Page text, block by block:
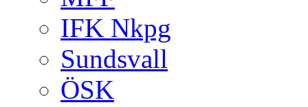
IFK Nkpg
Sundsvall
ÖSK